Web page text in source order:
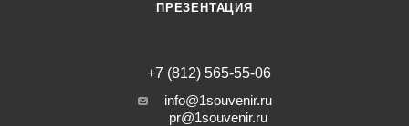
ПРЕЗЕНТАЦИЯ
+7 (812) 565-55-06
info@1souvenir.ru
pr@1souvenir.ru